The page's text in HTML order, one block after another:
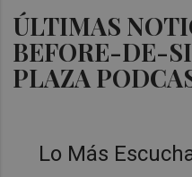
ÚLTIMAS
BEFORE-DE-
PLAZA
Lo Más